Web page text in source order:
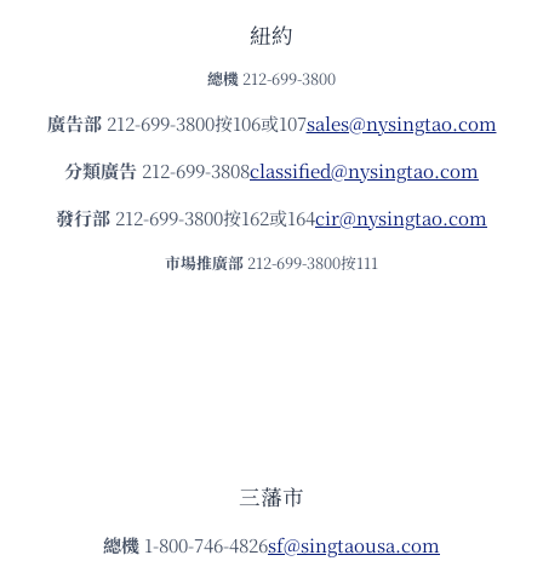
紐約
總機 212-699-3800
廣告部212-699-3800按106或107sales@nysingtao.com
分類廣告 212-699-3808classified@nysingtao.com
發⾏部 212-699-3800按162或164cir@nysingtao.com
市場推廣部 212-699-3800按111
三藩市
總機 1-800-746-4826sf@singtaousa.com